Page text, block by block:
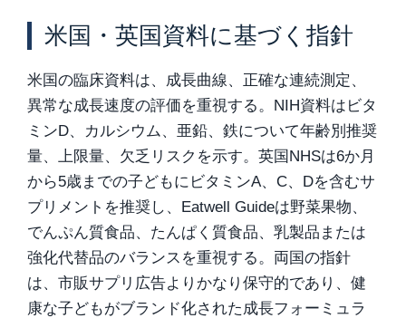
米国・英国資料に基づく指針
米国の臨床資料は、成長曲線、正確な連続測定、
異常な成長速度の評価を重視する。NIH資料はビタ
ミンD、カルシウム、亜鉛、鉄について年齢別推奨
量、上限量、欠乏リスクを示す。英国NHSは6か月
から5歳までの子どもにビタミンA、C、Dを含むサ
プリメントを推奨し、Eatwell Guideは野菜果物、
でんぷん質食品、たんぱく質食品、乳製品または
強化代替品のバランスを重視する。両国の指針
は、市販サプリ広告よりかなり保守的であり、健
康な子どもがブランド化された成長フォーミュラ